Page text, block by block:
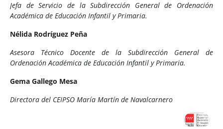
Jefa de Servicio de la Subdirección General de Ordenación
Académica de Educación Infantil y Primaria.
Nélida Rodríguez Peña
Asesora Técnico Docente
de la Subdirección General de
Ordenación Académica de Educación Infantil y Primaria.
Gema Gallego Mesa
Directora del CEIPSO María Martín de Navalcarnero